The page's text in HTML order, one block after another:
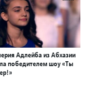
Адлейба из Абхазии
победителем шоу «Ты